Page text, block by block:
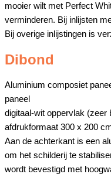
mooier wilt met Perfect
verminderen. Bij inlijsten
Bij overige inlijstingen is
Dibond
Aluminium composiet
paneel
digitaal-wit oppervlak (zeer
afdrukformaat 300 x 200
Aan de achterkant is een
om het schilderij te
wordt bevestigd met